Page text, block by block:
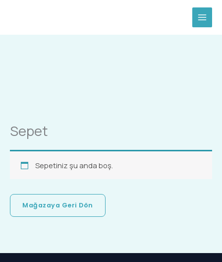
Sepet
Sepetiniz şu anda boş.
Mağazaya Geri Dön